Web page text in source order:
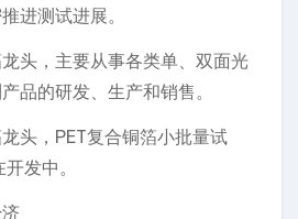
进测试进展。
头，主要从事各类单、双面光
品的研发、生产和销售。
头，PET复合铜箔小批量试
发中。